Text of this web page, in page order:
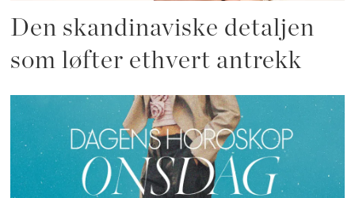
Den skandinaviske detaljen
som løfter ethvert antrekk